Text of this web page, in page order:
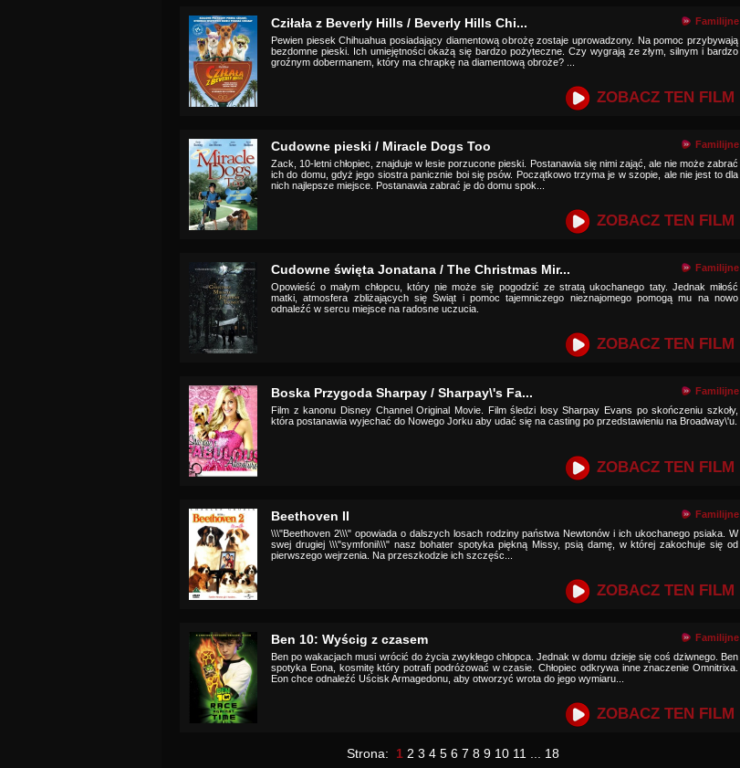
Cziłała z Beverly Hills / Beverly Hills Chi...
Familijne
Pewien piesek Chihuahua posiadający diamentową obrożę zostaje uprowadzony. Na pomoc przybywają
bezdomne pieski. Ich umiejętności okażą się bardzo pożyteczne. Czy wygrają ze złym, silnym i bardzo
groźnym dobermanem, który ma chrapkę na diamentową obroże? ...
ZOBACZ TEN FILM
Cudowne pieski / Miracle Dogs Too
Familijne
Zack, 10-letni chłopiec, znajduje w lesie porzucone pieski. Postanawia się nimi zająć, ale nie może zabrać
ich do domu, gdyż jego siostra panicznie boi się psów. Początkowo trzyma je w szopie, ale nie jest to dla
nich najlepsze miejsce. Postanawia zabrać je do domu spok...
ZOBACZ TEN FILM
Cudowne święta Jonatana / The Christmas Mir...
Familijne
Opowieść o małym chłopcu, który nie może się pogodzić ze stratą ukochanego taty. Jednak miłość
matki, atmosfera zbliżających się Świąt i pomoc tajemniczego nieznajomego pomogą mu na nowo
odnaleźć w sercu miejsce na radosne uczucia.
ZOBACZ TEN FILM
Boska Przygoda Sharpay / Sharpay\'s Fa...
Familijne
Film z kanonu Disney Channel Original Movie. Film śledzi losy Sharpay Evans po skończeniu szkoły,
która postanawia wyjechać do Nowego Jorku aby udać się na casting po przedstawieniu na Broadway\'u.
ZOBACZ TEN FILM
Beethoven II
Familijne
\\\"Beethoven 2\\\" opowiada o dalszych losach rodziny państwa Newtonów i ich ukochanego psiaka. W
swej drugiej \\\"symfonii\\\" nasz bohater spotyka piękną Missy, psią damę, w której zakochuje się od
pierwszego wejrzenia. Na przeszkodzie ich szczęśc...
ZOBACZ TEN FILM
Ben 10: Wyścig z czasem
Familijne
Ben po wakacjach musi wrócić do życia zwykłego chłopca. Jednak w domu dzieje się coś dziwnego. Ben
spotyka Eona, kosmitę który potrafi podróżować w czasie. Chłopiec odkrywa inne znaczenie Omnitrixa.
Eon chce odnaleźć Uścisk Armagedonu, aby otworzyć wrota do jego wymiaru...
ZOBACZ TEN FILM
Strona: 1 2 3 4 5 6 7 8 9 10 11 18